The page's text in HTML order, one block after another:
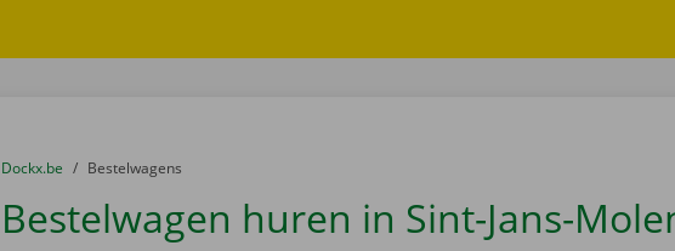
U bevindt zich hier:
van
Dockx.be naar
Bestelwagens
Bestelwagen huren in Sint-Jans-